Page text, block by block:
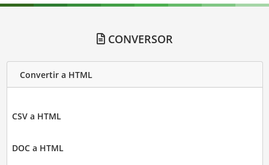
CONVERSOR
Convertir a HTML
CSV a HTML
DOC a HTML